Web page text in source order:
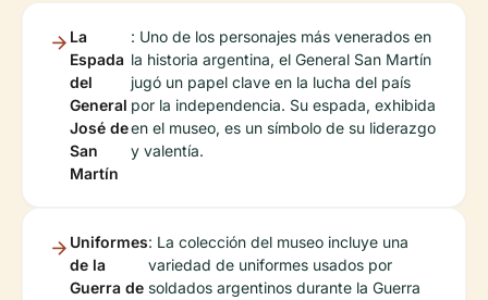
La
Espada
del
General
José de
San
Martín
: Uno de los personajes más venerados en
la historia argentina, el General San Martín
jugó un papel clave en la lucha del país
por la independencia. Su espada, exhibida
en el museo, es un símbolo de su liderazgo
y valentía.
Uniformes
de la
Guerra de
: La colección del museo incluye una
variedad de uniformes usados por
soldados argentinos durante la Guerra